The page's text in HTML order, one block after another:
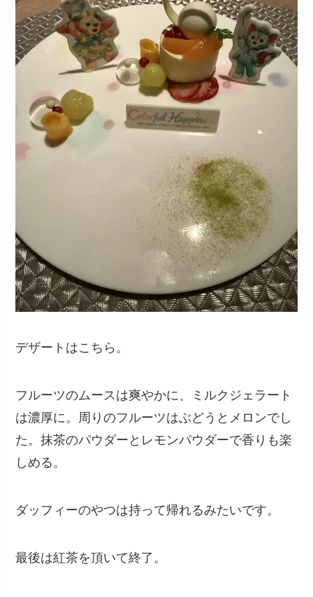
デザートはこちら。
フルーツのムースは爽やかに、ミルクジェラート
は濃厚に。周りのフルーツはぶどうとメロンでし
た。抹茶のパウダーとレモンパウダーで香りも楽
しめる。
ダッフィーのやつは持って帰れるみたいです。
最後は紅茶を頂いて終了。